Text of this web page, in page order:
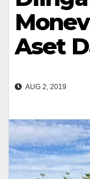
Aset
AUG 2, 2019